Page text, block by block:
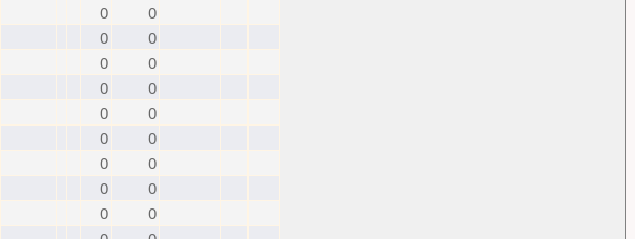
0
0
0
0
0
0
0
0
0
0
0
0
0
0
0
0
0
0